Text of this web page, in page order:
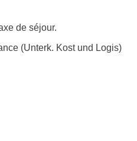
de séjour.
(Unterk. Kost und Logis)